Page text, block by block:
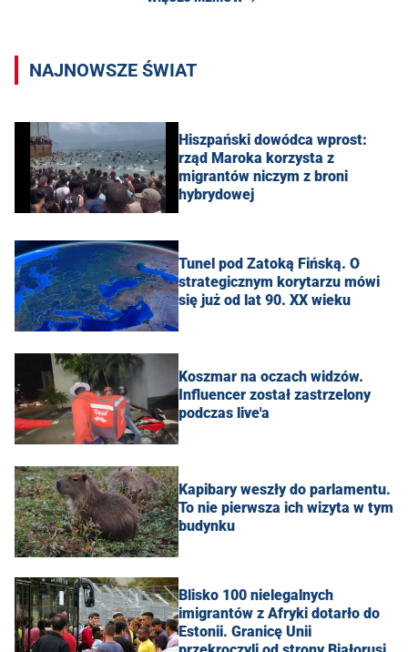
NAJNOWSZE ŚWIAT
Hiszpański dowódca wprost:
rząd Maroka korzysta z
migrantów niczym z broni
hybrydowej
Tunel pod Zatoką Fińską. O
strategicznym korytarzu mówi
się już od lat 90. XX wieku
Koszmar na oczach widzów.
Influencer został zastrzelony
podczas live'a
Kapibary weszły do parlamentu.
To nie pierwsza ich wizyta w tym
budynku
Blisko 100 nielegalnych
imigrantów z Afryki dotarło do
Estonii. Granicę Unii